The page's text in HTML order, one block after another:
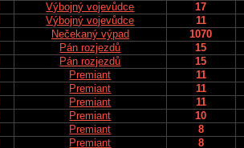
Výbojný vojevůdce
17
Výbojný vojevůdce
11
Nečekaný výpad
1070
Pán rozjezdů
15
Pán rozjezdů
15
Premiant
11
Premiant
11
Premiant
11
Premiant
10
Premiant
8
Premiant
8